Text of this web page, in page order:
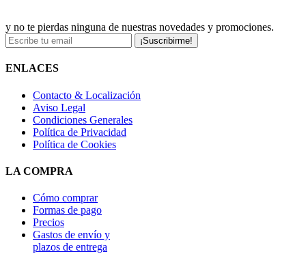
y no te pierdas ninguna de nuestras novedades y promociones.
¡Suscribirme!
ENLACES
Contacto & Localización
Aviso Legal
Condiciones Generales
Política de Privacidad
Política de Cookies
LA COMPRA
Cómo comprar
Formas de pago
Precios
Gastos de envío y
plazos de entrega